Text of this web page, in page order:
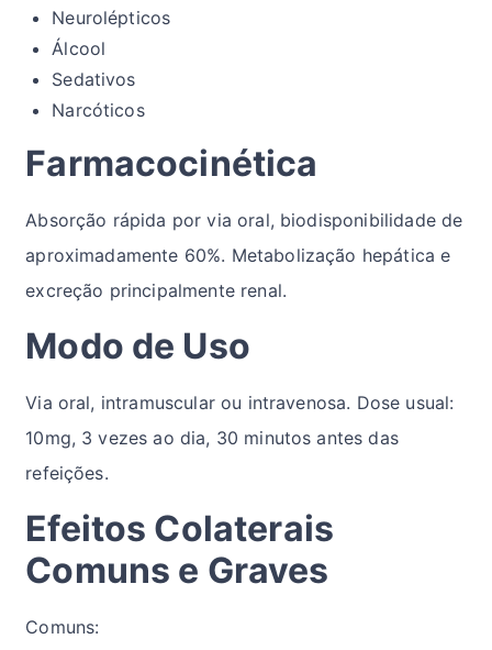
Neurolépticos
Álcool
Sedativos
Narcóticos
Farmacocinética
Absorção rápida por via oral, biodisponibilidade de
aproximadamente 60%. Metabolização hepática e
excreção principalmente renal.
Modo de Uso
Via oral, intramuscular ou intravenosa. Dose usual:
10mg, 3 vezes ao dia, 30 minutos antes das
refeições.
Efeitos Colaterais
Comuns e Graves
Comuns: